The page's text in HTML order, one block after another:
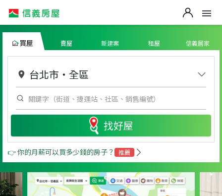
買屋 賣屋 新建案 租屋 信義居家
台北市 ・ 全區
找好屋
👉 你的月薪可以買多少錢的房子？ 推薦